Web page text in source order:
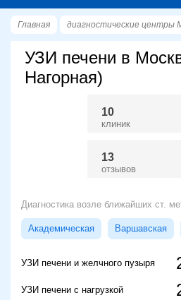
Главная диагностические центры
УЗИ печени в
Нагорная)
10
клиник
13
отзывов
Диагностика возле ближайших ст.
Академическая Варшавская
УЗИ печени и желчного пузыря
УЗИ печени с нагрузкой